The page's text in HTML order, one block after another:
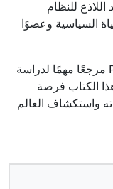
للنظام
السياسية وعضوًا
يعتبر كتاب الأعمال الكاملة لفؤاد قنديل PDF مرجعًا مهمًا لدراسة
هذا الكتاب فرصة
واستكشاف العالم